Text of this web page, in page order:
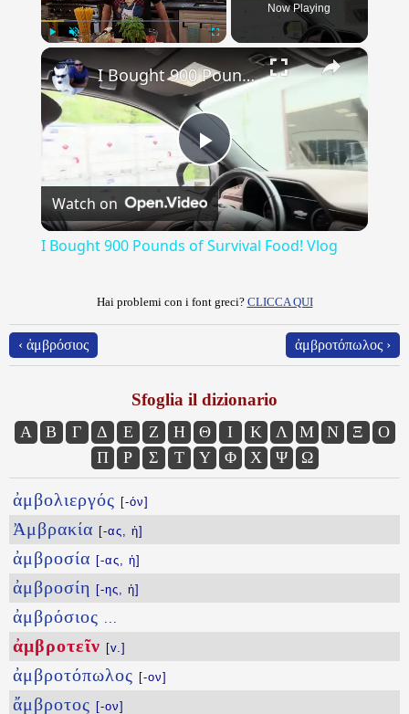
Now Playing
×
Play
Video
I Bought 900 Pounds of Survival Food! Vlog
Watch on
I Bought 900 Pounds of Survival Food! Vlog
Hai problemi con i font greci? CLICCA QUI
‹ ἀμβρόσιος ἀμβροτόπωλος ›
Sfoglia il dizionario
Α Β Γ Δ Ε Ζ Η Θ Ι Κ Λ Μ Ν Ξ
Ο
Π
Ρ Σ Τ Υ Φ Χ Ψ Ω
ἀμβολιεργός [-όν]
Ἀμβρακία [-ας, ἡ]
ἀμβροσία [-ας, ἡ]
ἀμβροσίη [-ης, ἡ]
ἀμβρόσιος ...
ἀμβροτεῖν [v.]
ἀμβροτόπωλος [-ον]
ἄμβροτος [-ον]